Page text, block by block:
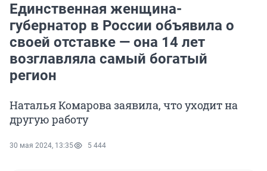
Единственная женщина-
губернатор в России объявила о
своей отставке — она 14 лет
возглавляла самый богатый
регион
Наталья Комарова заявила, что уходит на
другую работу
30 мая 2024, 13:35 5 444